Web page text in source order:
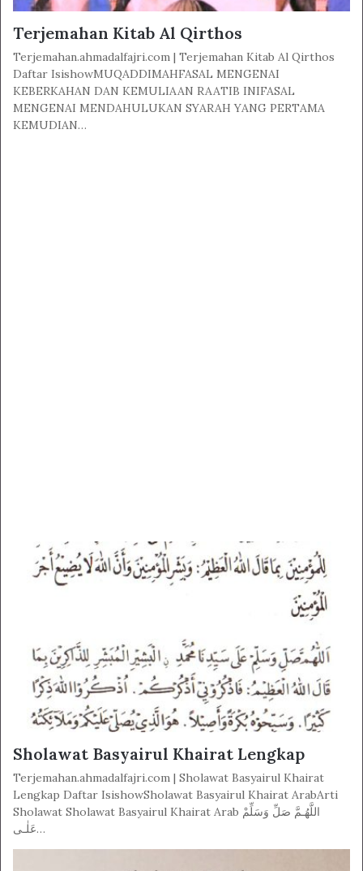
Terjemahan Kitab Al Qirthos
Terjemahan.ahmadalfajri.com | Terjemahan Kitab Al Qirthos
Daftar IsishowMUQADDIMAHFASAL MENGENAI
KEBERKAHAN DAN KEMULIAAN RAATIB INIFASAL
MENGENAI MENDAHULUKAN SYARAH YANG PERTAMA
KEMUDIAN…
Sholawat Basyairul Khairat Lengkap
Terjemahan.ahmadalfajri.com | Sholawat Basyairul Khairat
Lengkap Daftar IsishowSholawat Basyairul Khairat ArabArti
Sholawat Sholawat Basyairul Khairat Arab اللَّهُـمَّ صَلِّ وَسَلِّمْ
عَلٰـى…